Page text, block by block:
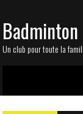
to
content
Un club pour toute la